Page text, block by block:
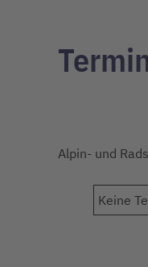
Alpin- und
Keine